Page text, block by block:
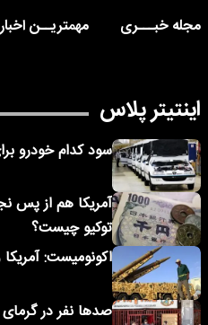
مجله خبـــری
مهمتریــن اخبار
اینتیتر پلاس
سود کدام خودرو
آمریکا هم از پس
توکیو چیست؟
اکونومیست: آمریکا
صدها نفر در